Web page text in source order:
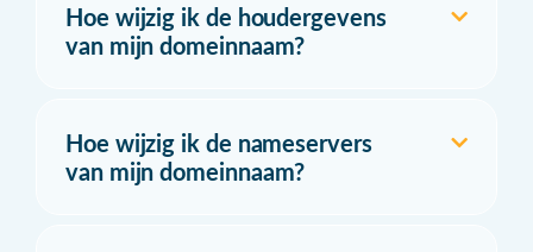
Hoe wijzig ik de houdergevens
van mijn domeinnaam?
Hoe wijzig ik de nameservers
van mijn domeinnaam?